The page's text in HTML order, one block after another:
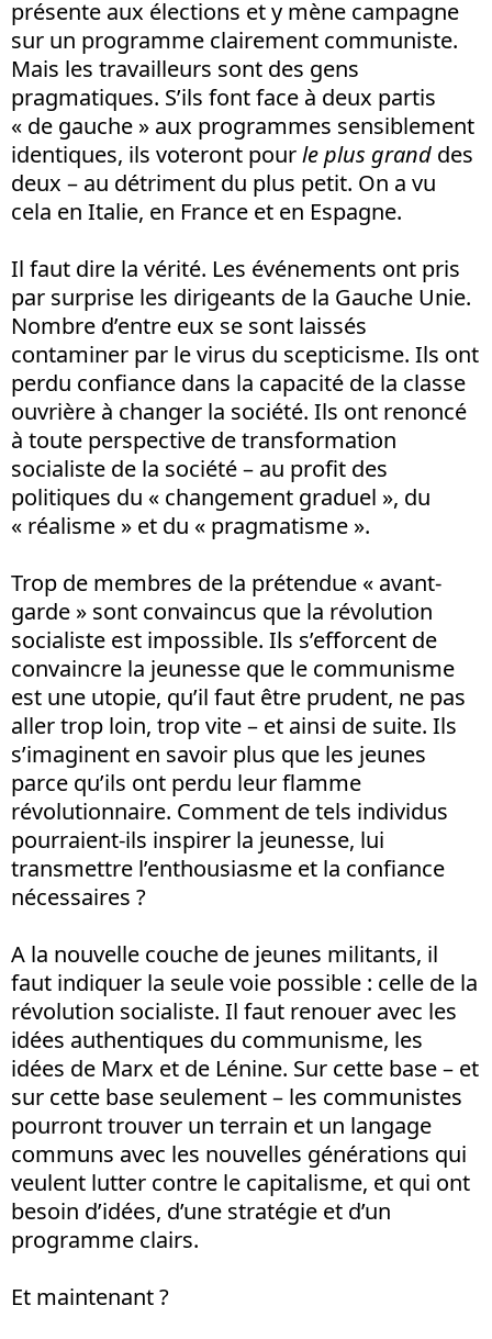
présente aux élections et y mène campagne
sur un programme clairement communiste.
Mais les travailleurs sont des gens
pragmatiques. S’ils font face à deux partis
« de gauche » aux programmes sensiblement
identiques, ils voteront pourle plus grand des
deux – au détriment du plus petit. On a vu
cela en Italie, en France et en Espagne.
Il faut dire la vérité. Les événements ont pris
par surprise les dirigeants de la Gauche Unie.
Nombre d’entre eux se sont laissés
contaminer par le virus du scepticisme. Ils ont
perdu confiance dans la capacité de la classe
ouvrière à changer la société. Ils ont renoncé
à toute perspective de transformation
socialiste de la société – au profit des
politiques du « changement graduel », du
« réalisme » et du « pragmatisme ».
Trop de membres de la prétendue « avant-
garde » sont convaincus que la révolution
socialiste est impossible. Ils s’efforcent de
convaincre la jeunesse que le communisme
est une utopie, qu’il faut être prudent, ne pas
aller trop loin, trop vite – et ainsi de suite. Ils
s’imaginent en savoir plus que les jeunes
parce qu’ils ont perdu leur flamme
révolutionnaire. Comment de tels individus
pourraient-ils inspirer la jeunesse, lui
transmettre l’enthousiasme et la confiance
nécessaires ?
A la nouvelle couche de jeunes militants, il
faut indiquer la seule voie possible : celle de la
révolution socialiste. Il faut renouer avec les
idées authentiques du communisme, les
idées de Marx et de Lénine. Sur cette base – et
sur cette base seulement – les communistes
pourront trouver un terrain et un langage
communs avec les nouvelles générations qui
veulent lutter contre le capitalisme, et qui ont
besoin d’idées, d’une stratégie et d’un
programme clairs.
Et maintenant ?